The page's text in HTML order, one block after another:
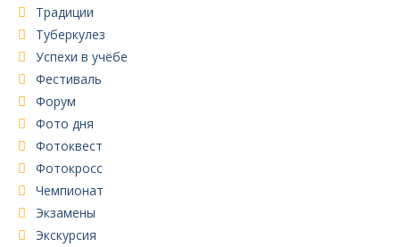
Традиции
Туберкулез
Успехи в учёбе
Фестиваль
Форум
Фото дня
Фотоквест
Фотокросс
Чемпионат
Экзамены
Экскурсия